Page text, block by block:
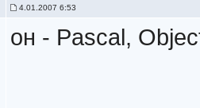
4.01.2007 6:53
он - Pascal,